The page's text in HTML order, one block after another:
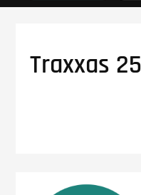
Traxxas